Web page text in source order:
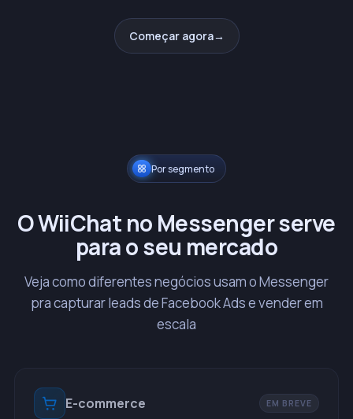
Começar agora→
Por segmento
O WiiChat no Messenger serve
para o seu mercado
Veja como diferentes negócios usam o Messenger
pra capturar leads de Facebook Ads e vender em
escala
E-commerce EM BREVE